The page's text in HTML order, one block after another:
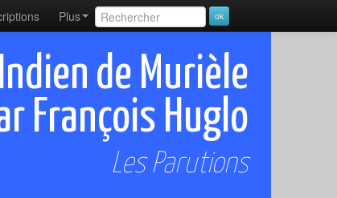
Plus
de Murièle
François Huglo
Les Parutions